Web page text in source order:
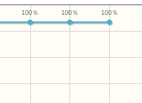
た」 などの声が聞かれまし
た。 また、学校の先生から
も 「児童生徒たちの目が輝
の授業を今後も取り入れて
100％
100％
100％